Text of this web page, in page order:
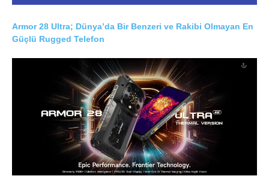
Armor 28 Ultra; Dünya’da Bir Benzeri ve Rakibi Olmayan En
Güçlü Rugged Telefon